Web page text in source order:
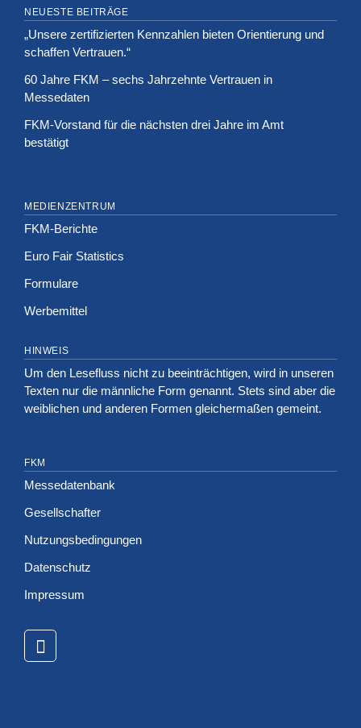
NEUESTE BEITRÄGE
„Unsere zertifizierten Kennzahlen bieten Orientierung und
schaffen Vertrauen.“
60 Jahre FKM – sechs Jahrzehnte Vertrauen in
Messedaten
FKM-Vorstand für die nächsten drei Jahre im Amt
bestätigt
MEDIENZENTRUM
FKM-Berichte
Euro Fair Statistics
Formulare
Werbemittel
HINWEIS
Um den Lesefluss nicht zu beeinträchtigen, wird in unseren
Texten nur die männliche Form genannt. Stets sind aber die
weiblichen und anderen Formen gleichermaßen gemeint.
FKM
Messedatenbank
Gesellschafter
Nutzungsbedingungen
Datenschutz
Impressum